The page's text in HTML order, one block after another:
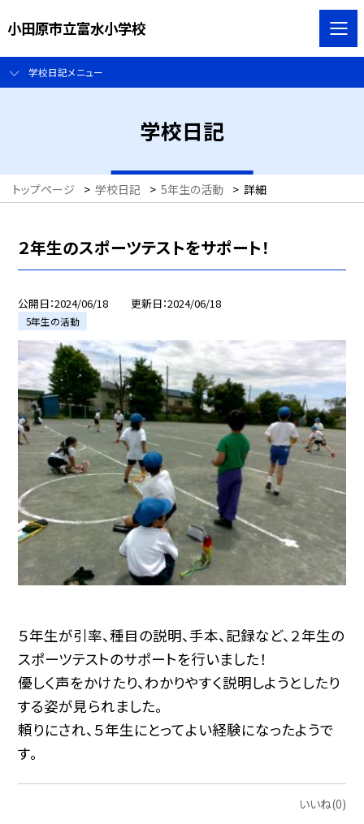
小田原市立富水小学校
学校日記メニュー
学校日記
トップページ > 学校日記 > 5年生の活動 > 詳細
２年生のスポーツテストをサポート！
公開日 2024/06/18 更新日 2024/06/18
5年生の活動
５年生が引率、種目の説明、手本、記録など、２年生の
スポーツテストのサポートを行いました！
優しく声をかけたり、わかりやすく説明しようとしたり
する姿が見られました。
頼りにされ、５年生にとってよい経験になったようで
す。
いいね(0)